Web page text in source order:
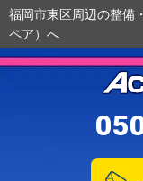
福岡市東区周辺の整備
ペア）へ